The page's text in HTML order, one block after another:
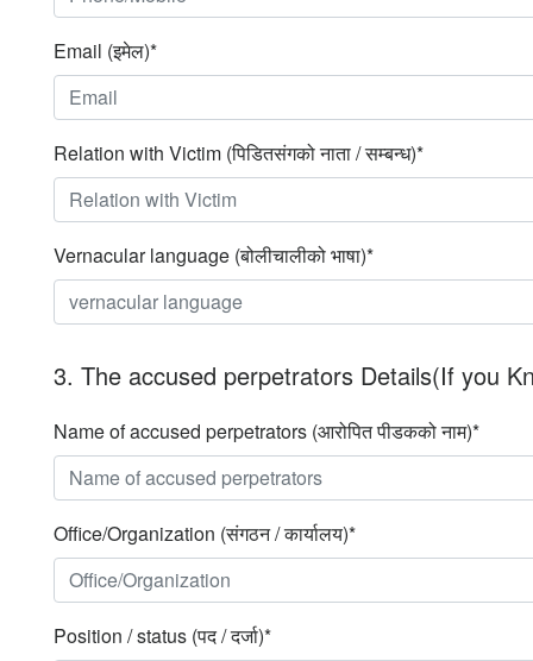
Email (इमेल)*
Relation with Victim (पिडितसंगको नाता / सम्बन्ध)*
Vernacular language (बोलीचालीको भाषा)*
3. The accused perpetrators Details(If you
Name of accused perpetrators (आरोपित पीडकको नाम)*
Office/Organization (संगठन / कार्यालय)*
Position / status (पद / दर्जा)*